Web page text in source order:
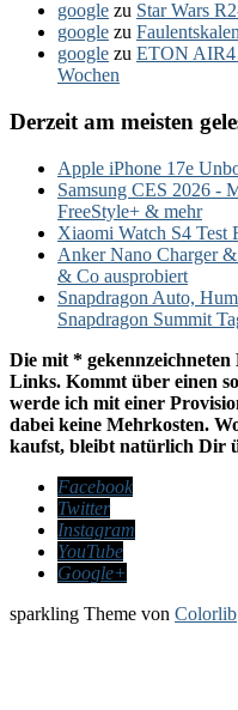
google zu Star Wars
google zu
google zu ETON AIR4
Wochen
Derzeit am meisten
Apple iPhone 17e
Samsung CES 2026 -
FreeStyle+ & mehr
Xiaomi Watch S4 Test
Anker Nano Charger
& Co ausprobiert
Snapdragon Auto,
Snapdragon Summit
Die mit *
Links. Kommt über einen
werde ich mit einer
dabei keine Mehrkosten.
kaufst, bleibt natürlich Dir
Facebook
Twitter
Instagram
YouTube
Google+
sparkling Theme von Colorlib